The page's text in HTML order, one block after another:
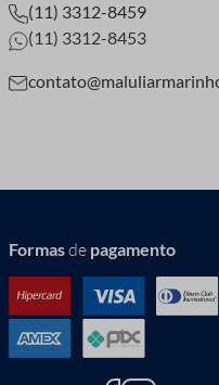
(11) 3312-8459
(11) 3312-8453
Formasde pagamento